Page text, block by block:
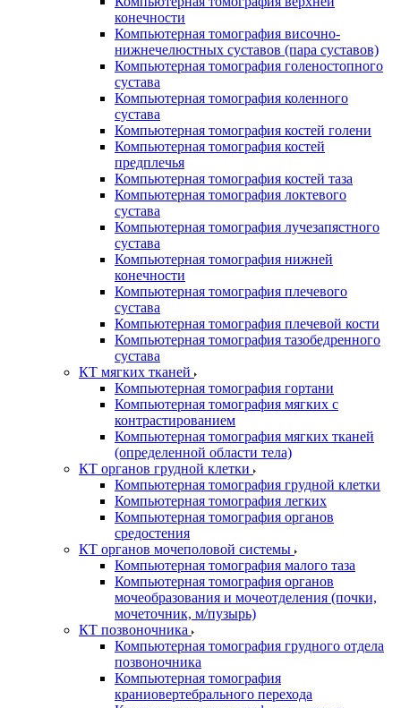
конечности
Компьютерная томография височно-
нижнечелюстных суставов (пара суставов)
Компьютерная томография голеностопного
сустава
Компьютерная томография коленного
сустава
Компьютерная томография костей голени
Компьютерная томография костей
предплечья
Компьютерная томография костей таза
Компьютерная томография локтевого
сустава
Компьютерная томография лучезапястного
сустава
Компьютерная томография нижней
конечности
Компьютерная томография плечевого
сустава
Компьютерная томография плечевой кости
Компьютерная томография тазобедренного
сустава
КТ мягких тканей
Компьютерная томография гортани
Компьютерная томография мягких с
контрастированием
Компьютерная томография мягких тканей
(определенной области тела)
КТ органов грудной клетки
Компьютерная томография грудной клетки
Компьютерная томография легких
Компьютерная томография органов
средостения
КТ органов мочеполовой системы
Компьютерная томография малого таза
Компьютерная томография органов
мочеобразования и мочеотделения (почки,
мочеточник, м/пузырь)
КТ позвоночника
Компьютерная томография грудного отдела
позвоночника
Компьютерная томография
краниовертебрального перехода